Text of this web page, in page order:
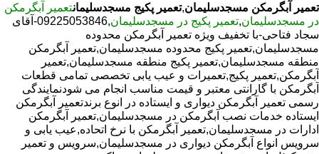
تعمیر آبگرمکن مسجدسلیمان,تعمیر پکیج مسجدسلیمانتعمیر آبگرمکن
در مسجدسلیمان,تعمیر پکیج در مسجدسلیمان
,09225053846-آقای
سجاد فتاحی-با تخفیف ویژه تعمیر آبگرمکن محدوده
مسجدسلیمان,تعمیر پکیج محدوده مسجدسلیمان,تعمیر آبگرمکن
منطقه مسجدسلیمان,تعمیر پکیج منطقه مسجدسلیمان,تعمیر
آبگرمکن,تعمیر پکیج,تعمیرات و عیب یابی تخصصی تمامی قطعات
آبگرمکن با گارانتی معتبر و قیمت مناسب انجام می شودنمایندگی
رسمی تعمیر آبگرمکن دیواری و ایستاده در انوع برندتعمیر آبگرمکن
ایستاده خدمات نصب آبگرمکن در مسجدسلیمان,تعمیر آبگرمکن
ادارات در مسجدسلیمان,تعمیر آبگرمکن با نرخ اتحاده,عیب یابی و
سرویس انواع آبگرمکن دیواری در مسجدسلیمان,سرویس و تعمیر